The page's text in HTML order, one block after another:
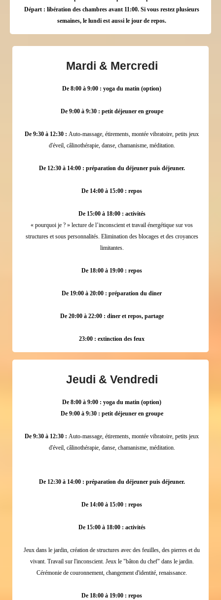
Départ : libération des chambres avant 11:00. Si vous restez plusieurs
semaines, le lundi est aussi le jour de repos.
Mardi & Mercredi
De 8:00 à 9:00 : yoga du matin (option)
De 9:00 à 9:30 : petit déjeuner en groupe
De 9:30 à 12:30 : Auto-massage, étirements, montée vibratoire, petits jeux
d'éveil, câlinothérapie, danse, chamanisme, méditation.
De 12:30 à 14:00 : préparation du déjeuner puis déjeuner.
De 14:00 à 15:00 : repos
De 15:00 à 18:00 : activités
« pourquoi je ? » lecture de l’inconscient et travail énergétique sur vos
structures et sous personnalités. Elimination des blocages et des croyances
limitantes.
De 18:00 à 19:00 : repos
De 19:00 à 20:00 : préparation du diner
De 20:00 à 22:00 : diner et repos, partage
23:00 : extinction des feux
Jeudi & Vendredi
De 8:00 à 9:00 : yoga du matin (option)
De 9:00 à 9:30 : petit déjeuner en groupe
De 9:30 à 12:30 : Auto-massage, étirements, montée vibratoire, petits jeux
d'éveil, câlinothérapie, danse, chamanisme, méditation.
De 12:30 à 14:00 : préparation du déjeuner puis déjeuner.
De 14:00 à 15:00 : repos
De 15:00 à 18:00 : activités
Jeux dans le jardin, création de structures avec des feuilles, des pierres et du
vivant. Travail sur l'inconscient. Jeux le "bâton du chef" dans le jardin.
Cérémonie de couronnement, changement d'identité, renaissance.
De 18:00 à 19:00 : repos